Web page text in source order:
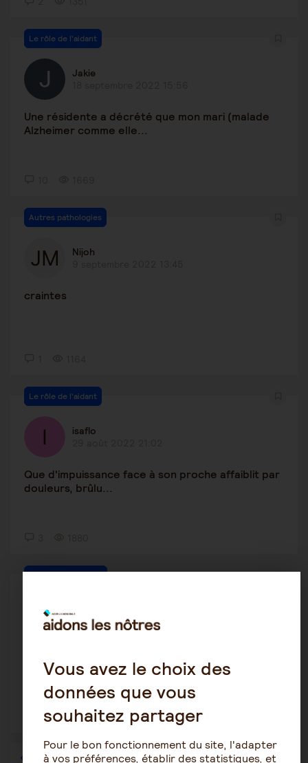
Le rôle de l'aidant
Jakie
Une résidente a décrété que mon mari (malade
Alzheimer comme elle...
Autres pathologies
Nijoh
craintes
Le rôle de l'aidant
isaflo
Que d'impuissance face à son proche affaiblit par
douleurs, brûlu...
Maintien à domicile
29 août 2022 16:53
1125
1 … 23 24 25 26 27 28 29 … 36
Vous avez le choix des
données que vous
souhaitez partager
Pour le bon fonctionnement du site, l'adapter
à vos préférences, établir des statistiques, et